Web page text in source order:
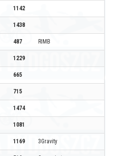
1142
1438
487 RIMB
1229
665
715
1474
1081
1169 3Gravity